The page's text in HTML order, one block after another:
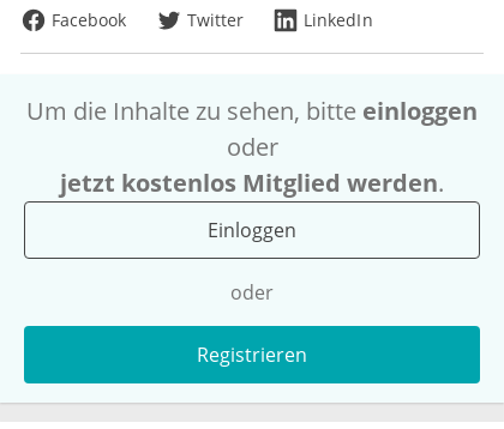
Facebook
Twitter LinkedIn
Um die Inhalte zu sehen, bitte einloggen
oder
jetzt kostenlos Mitglied werden.
Einloggen
oder
Registrieren